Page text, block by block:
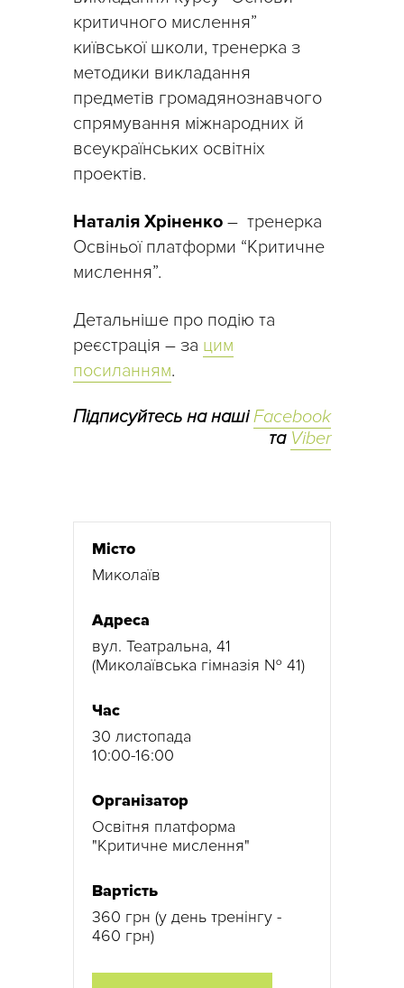
критичного мислення”
київської школи, тренерка з
методики викладання
предметів громадянознавчого
спрямування міжнародних й
всеукраїнських освітніх
проектів.
Наталія Хріненко – тренерка
Освіньої платформи “Критичне
мислення”.
Детальніше про подію та
реєстрація – за цим
посиланням.
Підписуйтесь на нашіFacebook
та Viber
Місто
Миколаїв
Адреса
вул. Театральна, 41
(Миколаївська гімназія № 41)
Час
30 листопада
10:00-16:00
Організатор
Освітня платформа
"Критичне мислення"
Вартість
360 грн (у день тренінгу -
460 грн)